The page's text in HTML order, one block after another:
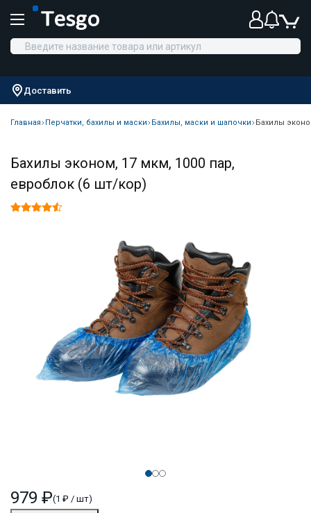
Доставить
Главная Перчатки, бахилы и маски Бахилы, маски и шапочки Бахилы
Бахилы эконом, 17 мкм, 1000 пар,
евроблок (6 шт/кор)
979 ₽(1 ₽ / шт)